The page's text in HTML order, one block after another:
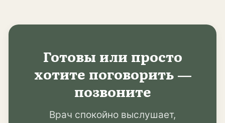
Готовы или просто
хотите поговорить —
позвоните
Врач спокойно выслушает,